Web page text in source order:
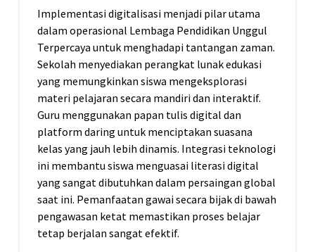
Implementasi digitalisasi menjadi pilar utama
dalam operasional Lembaga Pendidikan Unggul
Terpercaya untuk menghadapi tantangan zaman.
Sekolah menyediakan perangkat lunak edukasi
yang memungkinkan siswa mengeksplorasi
materi pelajaran secara mandiri dan interaktif.
Guru menggunakan papan tulis digital dan
platform daring untuk menciptakan suasana
kelas yang jauh lebih dinamis. Integrasi teknologi
ini membantu siswa menguasai literasi digital
yang sangat dibutuhkan dalam persaingan global
saat ini. Pemanfaatan gawai secara bijak di bawah
pengawasan ketat memastikan proses belajar
tetap berjalan sangat efektif.